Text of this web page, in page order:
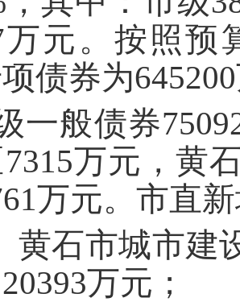
万元。按照
债券为
一般债券
万元，黄
万元。市直
黄石市城市
万元；